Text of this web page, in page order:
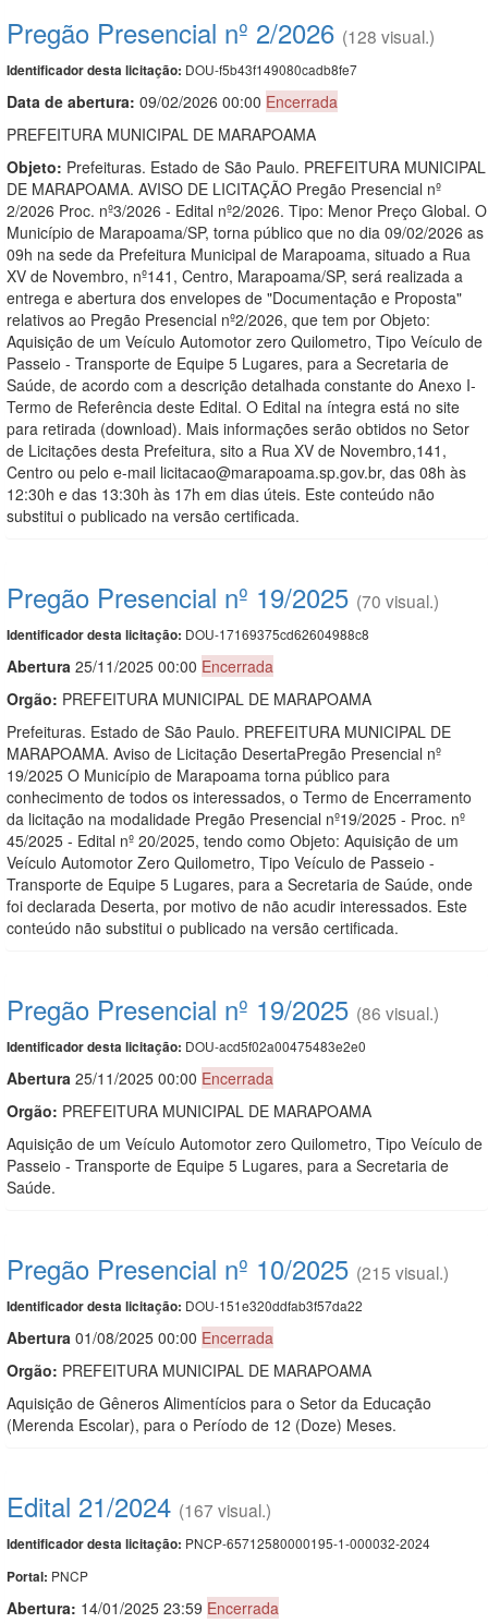
Pregão Presencial nº 2/2026 (128 visual.)
Identificador desta licitação: DOU-f5b43f149080cadb8fe7
Data de abertura: 09/02/2026 00:00 Encerrada
PREFEITURA MUNICIPAL DE MARAPOAMA
Objeto: Prefeituras. Estado de São Paulo. PREFEITURA MUNICIPAL
DE MARAPOAMA. AVISO DE LICITAÇÃO Pregão Presencial nº
2/2026 Proc. nº3/2026 - Edital nº2/2026. Tipo: Menor Preço Global. O
Município de Marapoama/SP, torna público que no dia 09/02/2026 as
09h na sede da Prefeitura Municipal de Marapoama, situado a Rua
XV de Novembro, nº141, Centro, Marapoama/SP, será realizada a
entrega e abertura dos envelopes de "Documentação e Proposta"
relativos ao Pregão Presencial nº2/2026, que tem por Objeto:
Aquisição de um Veículo Automotor zero Quilometro, Tipo Veículo de
Passeio - Transporte de Equipe 5 Lugares, para a Secretaria de
Saúde, de acordo com a descrição detalhada constante do Anexo I-
Termo de Referência deste Edital. O Edital na íntegra está no site
para retirada (download). Mais informações serão obtidos no Setor
de Licitações desta Prefeitura, sito a Rua XV de Novembro,141,
Centro ou pelo e-mail licitacao@marapoama.sp.gov.br, das 08h às
12:30h e das 13:30h às 17h em dias úteis. Este conteúdo não
substitui o publicado na versão certificada.
Pregão Presencial nº 19/2025 (70 visual.)
Identificador desta licitação: DOU-17169375cd62604988c8
Abertura 25/11/2025 00:00 Encerrada
Orgão: PREFEITURA MUNICIPAL DE MARAPOAMA
Prefeituras. Estado de São Paulo. PREFEITURA MUNICIPAL DE
MARAPOAMA. Aviso de Licitação DesertaPregão Presencial nº
19/2025 O Município de Marapoama torna público para
conhecimento de todos os interessados, o Termo de Encerramento
da licitação na modalidade Pregão Presencial nº19/2025 - Proc. nº
45/2025 - Edital nº 20/2025, tendo como Objeto: Aquisição de um
Veículo Automotor Zero Quilometro, Tipo Veículo de Passeio -
Transporte de Equipe 5 Lugares, para a Secretaria de Saúde, onde
foi declarada Deserta, por motivo de não acudir interessados. Este
conteúdo não substitui o publicado na versão certificada.
Pregão Presencial nº 19/2025 (86 visual.)
Identificador desta licitação: DOU-acd5f02a00475483e2e0
Abertura 25/11/2025 00:00 Encerrada
Orgão: PREFEITURA MUNICIPAL DE MARAPOAMA
Aquisição de um Veículo Automotor zero Quilometro, Tipo Veículo de
Passeio - Transporte de Equipe 5 Lugares, para a Secretaria de
Saúde.
Pregão Presencial nº 10/2025 (215 visual.)
Identificador desta licitação: DOU-151e320ddfab3f57da22
Abertura 01/08/2025 00:00 Encerrada
Orgão: PREFEITURA MUNICIPAL DE MARAPOAMA
Aquisição de Gêneros Alimentícios para o Setor da Educação
(Merenda Escolar), para o Período de 12 (Doze) Meses.
Edital 21/2024 (167 visual.)
Identificador desta licitação: PNCP-65712580000195-1-000032-2024
Portal: PNCP
Abertura: 14/01/2025 23:59 Encerrada